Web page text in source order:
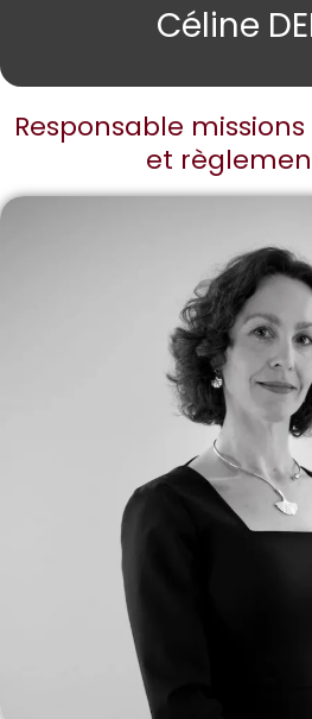
Céline
Responsable
et